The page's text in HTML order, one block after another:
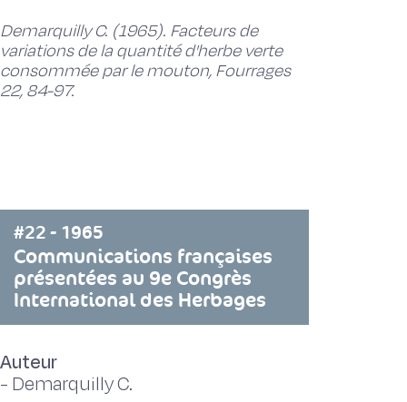
Demarquilly C. (1965). Facteurs de
variations de la quantité d'herbe verte
consommée par le mouton, Fourrages
22, 84-97.
#22 - 1965
Communications françaises
présentées au 9e Congrès
International des Herbages
Auteur
- Demarquilly C.